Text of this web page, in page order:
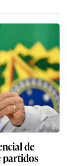
de
partidos